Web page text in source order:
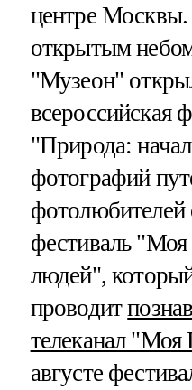
центре
открытым
"Музеон"
всероссийская
"Природа:
фотографий
фотолюбителей
фестиваль
людей",
проводит
телеканал "Моя
августе